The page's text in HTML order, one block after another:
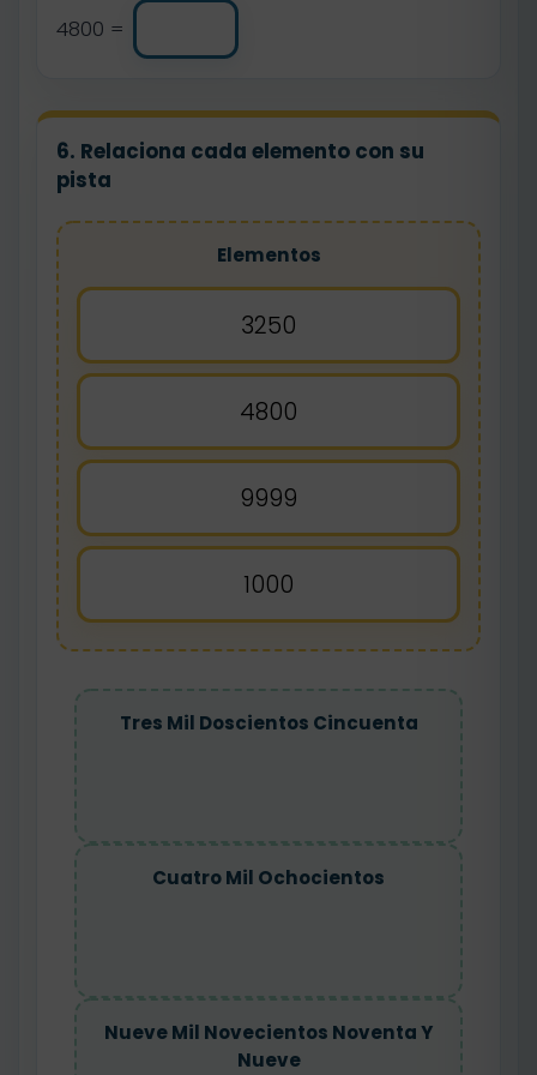
4800 =
6. Relaciona cada elemento con su
pista
Elementos
3250
4800
9999
1000
Tres Mil Doscientos Cincuenta
Cuatro Mil Ochocientos
Nueve Mil Novecientos Noventa Y
Nueve